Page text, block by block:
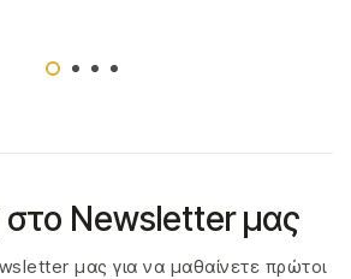
Newsletter μας
μας για να μαθαίνετε πρώτοι